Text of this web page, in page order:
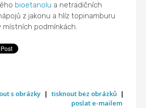
bioetanolu a netradičních
z jakonu a hlíz topinamburu
podmínkách.
s obrázky | tisknout bez obrázků |
poslat e-mailem